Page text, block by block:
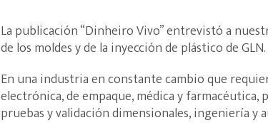
La publicación “Dinheiro Vivo” entrevistó a
de los moldes y de la inyección de plástico de GLN.
En una industria en constante cambio que
electrónica, de empaque, médica y
pruebas y validación dimensionales, ingeniería y